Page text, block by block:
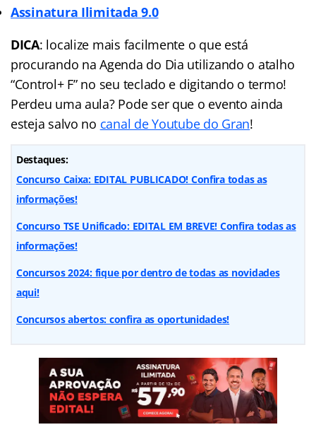
Assinatura Ilimitada9.0
DICA: localize mais facilmente o que está
procurando na Agenda do Dia utilizando o atalho
“Control+ F” no seu teclado e digitando o termo!
Perdeu uma aula? Pode ser que o evento ainda
esteja salvo no canal de Youtube do Gran!
Destaques:
Concurso Caixa: EDITAL PUBLICADO! Confira todas as
informações!
Concurso TSE Unificado: EDITAL EM BREVE! Confira todas as
informações!
Concursos 2024: fique por dentro de todas as novidades
aqui!
Concursos abertos: confira as oportunidades!